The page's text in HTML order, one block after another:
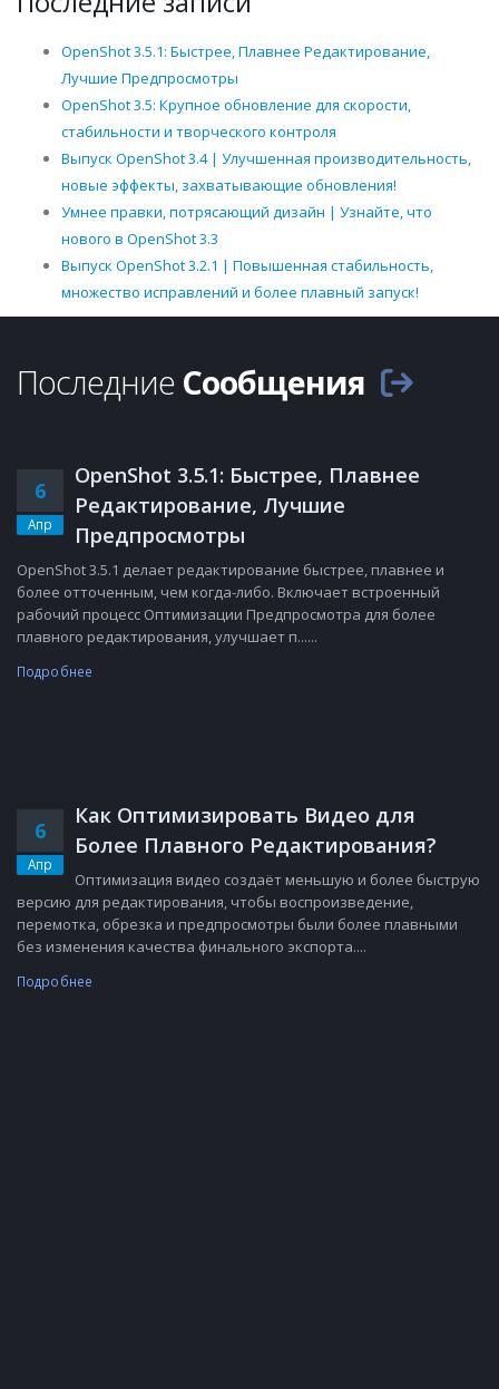
OpenShot 3.5.1: Быстрее, Плавнее Редактирование,
Лучшие Предпросмотры
OpenShot 3.5: Крупное обновление для скорости,
стабильности и творческого контроля
Выпуск OpenShot 3.4 | Улучшенная производительность,
новые эффекты, захватывающие обновления!
Умнее правки, потрясающий дизайн | Узнайте, что
нового в OpenShot 3.3
Выпуск OpenShot 3.2.1 | Повышенная стабильность,
множество исправлений и более плавный запуск!
Последние Сообщения
6
Апр
OpenShot 3.5.1: Быстрее, Плавнее
Редактирование, Лучшие
Предпросмотры
OpenShot 3.5.1 делает редактирование быстрее, плавнее и
более отточенным, чем когда-либо. Включает встроенный
рабочий процесс Оптимизации Предпросмотра для более
плавного редактирования, улучшает п......
Подробнее
6
Апр
Как Оптимизировать Видео для
Более Плавного Редактирования?
Оптимизация видео создаёт меньшую и более быструю
версию для редактирования, чтобы воспроизведение,
перемотка, обрезка и предпросмотры были более плавными
без изменения качества финального экспорта....
Подробнее